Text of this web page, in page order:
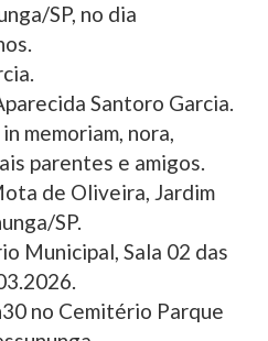
SP, no dia
Santoro Garcia.
memoriam, nora,
parentes e amigos.
de Oliveira, Jardim
SP.
Municipal, Sala 02 das
no Cemitério Parque